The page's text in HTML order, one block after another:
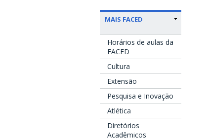
MAIS FACED
Horários de aulas da
FACED
Cultura
Extensão
Pesquisa e Inovação
Atlética
Diretórios
Acadêmicos